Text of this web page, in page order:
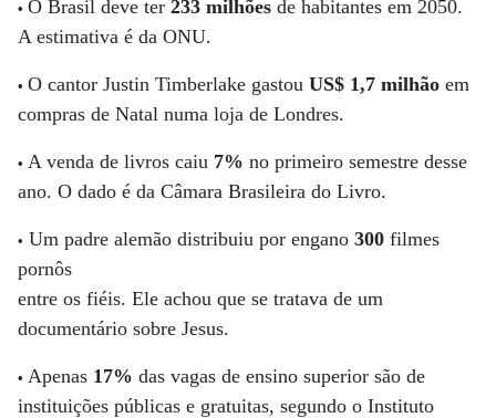
• O Brasil deve ter 233 milhões de habitantes em 2050.
A estimativa é da ONU.
• O cantor Justin Timberlake gastou US$ 1,7 milhão em
compras de Natal numa loja de Londres.
• A venda de livros caiu 7% no primeiro semestre desse
ano. O dado é da Câmara Brasileira do Livro.
• Um padre alemão distribuiu por engano 300 filmes
pornôs
entre os fiéis. Ele achou que se tratava de um
documentário sobre Jesus.
• Apenas 17% das vagas de ensino superior são de
instituições públicas e gratuitas, segundo o Instituto